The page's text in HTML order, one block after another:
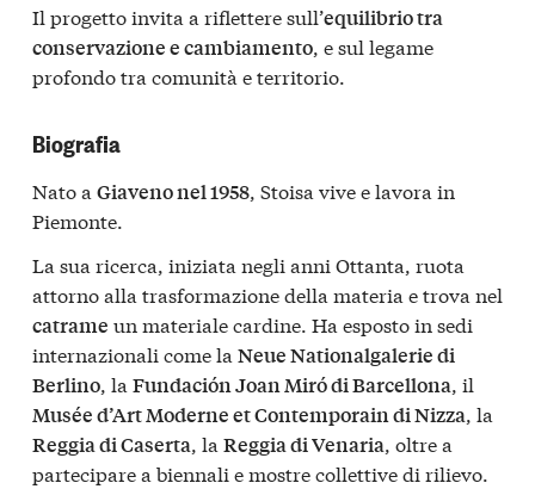
Il progetto invita a riflettere sull’equilibrio tra
conservazione e cambiamento , e sul legame
profondo tra comunità e territorio.
Biografia
Nato a Giaveno nel 1958, Stoisa vive e lavora in
Piemonte.
La sua ricerca, iniziata negli anni Ottanta, ruota
attorno alla trasformazione della materia e trova nel
catrame un materiale cardine. Ha esposto in sedi
internazionali come la Neue Nationalgalerie di
Berlino, la Fundación Joan Miró di Barcellona, il
Musée d’Art Moderne et Contemporain di Nizza, la
Reggia di Caserta, la Reggia di Venaria, oltre a
partecipare a biennali e mostre collettive di rilievo.